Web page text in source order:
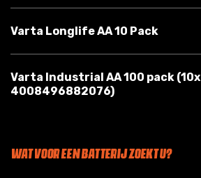
Varta Longlife AA 10 Pack
Varta Industrial AA 100 pack (10x
4008496882076)
WAT VOOR EEN BATTERIJ ZOEKT U?